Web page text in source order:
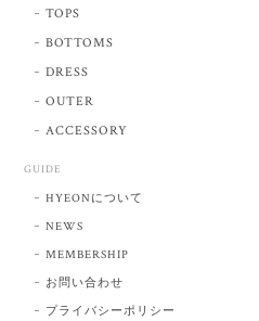
TOPS
BOTTOMS
DRESS
OUTER
ACCESSORY
GUIDE
HYEONについて
NEWS
MEMBERSHIP
お問い合わせ
プライバシーポリシー